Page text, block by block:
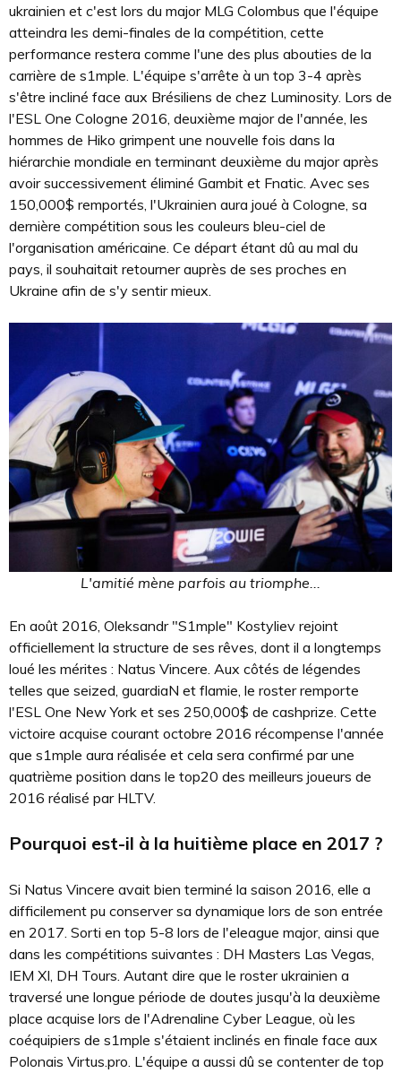
ukrainien et c'est lors du major MLG Colombus que l'équipe
atteindra les demi-finales de la compétition, cette
performance restera comme l'une des plus abouties de la
carrière de s1mple. L'équipe s'arrête à un top 3-4 après
s'être incliné face aux Brésiliens de chez Luminosity. Lors de
l'ESL One Cologne 2016, deuxième major de l'année, les
hommes de Hiko grimpent une nouvelle fois dans la
hiérarchie mondiale en terminant deuxième du major après
avoir successivement éliminé Gambit et Fnatic. Avec ses
150,000$ remportés, l'Ukrainien aura joué à Cologne, sa
dernière compétition sous les couleurs bleu-ciel de
l'organisation américaine. Ce départ étant dû au mal du
pays, il souhaitait retourner auprès de ses proches en
Ukraine afin de s'y sentir mieux.
L'amitié mène parfois au triomphe...
En août 2016, Oleksandr "S1mple" Kostyliev rejoint
officiellement la structure de ses rêves, dont il a longtemps
loué les mérites : Natus Vincere. Aux côtés de légendes
telles que seized, guardiaN et flamie, le roster remporte
l'ESL One New York et ses 250,000$ de cashprize. Cette
victoire acquise courant octobre 2016 récompense l'année
que s1mple aura réalisée et cela sera confirmé par une
quatrième position dans le top20 des meilleurs joueurs de
2016 réalisé par HLTV.
Pourquoi est-il à la huitième place en 2017 ?
Si Natus Vincere avait bien terminé la saison 2016, elle a
difficilement pu conserver sa dynamique lors de son entrée
en 2017. Sorti en top 5-8 lors de l'eleague major, ainsi que
dans les compétitions suivantes : DH Masters Las Vegas,
IEM XI, DH Tours. Autant dire que le roster ukrainien a
traversé une longue période de doutes jusqu'à la deuxième
place acquise lors de l'Adrenaline Cyber League, où les
coéquipiers de s1mple s'étaient inclinés en finale face aux
Polonais Virtus.pro. L'équipe a aussi dû se contenter de top